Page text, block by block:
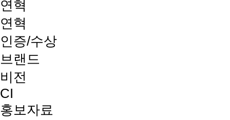
연혁
연혁
인증/수상
브랜드
비전
CI
홍보자료